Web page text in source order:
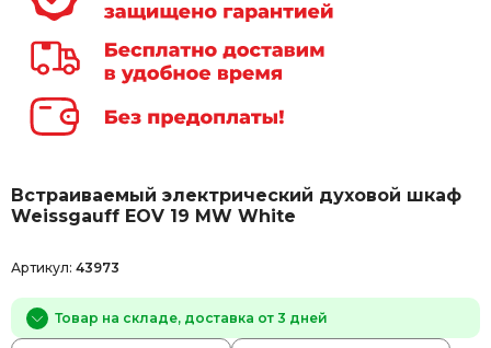
Встраиваемый электрический духовой шкаф
Weissgauff EOV 19 MW White
Артикул: 43973
Товар на складе, доставка от 3 дней